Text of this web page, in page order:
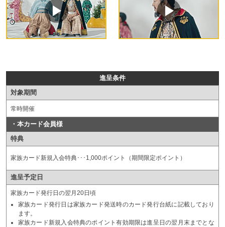
進呈条件
対象期間
常時開催
・本カード会員様
特典
家族カード新規入会特典･･･1,000ポイント（期間限定ポイント）
進呈予定日
家族カード発行日の翌月20日頃
家族カード発行日は家族カード発送時のカード発行台紙に記載しており
ます。
家族カード新規入会特典のポイント有効期限は進呈日の翌月末までとな